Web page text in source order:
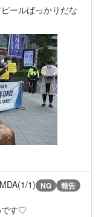
ールばっかりだな
1) NG 報告
です♡